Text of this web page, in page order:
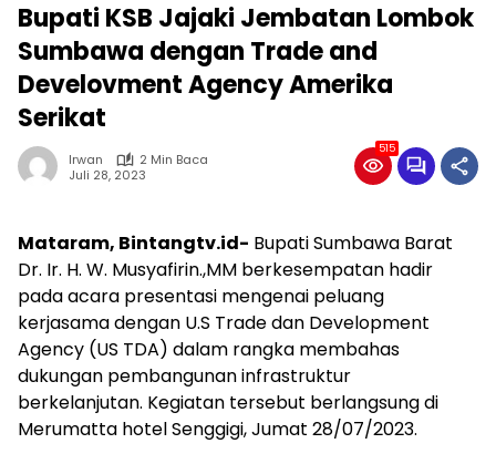
Bupati KSB Jajaki Jembatan Lombok
Sumbawa dengan Trade and
Develovment Agency Amerika
Serikat
Irwan
2 Min Baca
Juli 28, 2023
515
Mataram, Bintangtv.id- Bupati Sumbawa Barat
Dr. Ir. H. W. Musyafirin.,MM berkesempatan hadir
pada acara presentasi mengenai peluang
kerjasama dengan U.S Trade dan Development
Agency (US TDA) dalam rangka membahas
dukungan pembangunan infrastruktur
berkelanjutan. Kegiatan tersebut berlangsung di
Merumatta hotel Senggigi, Jumat 28/07/2023.